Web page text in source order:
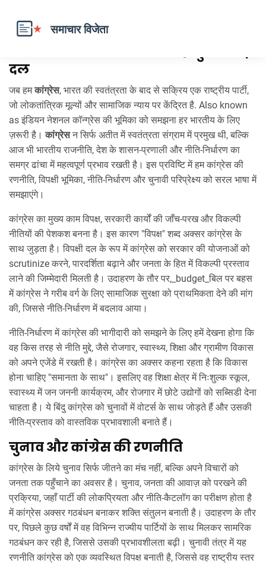
कांग्रेस – भारतीय राजनीति में प्रमुख विपक्षी
दल
जब हमकांग्रेस, भारत की स्वतंत्रता के बाद से सक्रिय एक राष्ट्रीय पार्टी,
जो लोकतांत्रिक मूल्यों और सामाजिक न्याय पर केंद्रित है. Also known
as इंडियन नेशनल कॉन्ग्रेस की भूमिका को समझना हर भारतीय के लिए
ज़रूरी है।कांग्रेसन सिर्फ अतीत में स्वतंत्रता संग्राम में प्रमुख थी, बल्कि
आज भी भारतीय राजनीति, देश के शासन‑प्रणाली और नीति‑निर्धारण का
समग्र ढांचा में महत्वपूर्ण प्रभाव रखती है। इस प्रविष्टि में हम कांग्रेस की
रणनीति, विपक्षी भूमिका, नीति‑निर्धारण और चुनावी परिप्रेक्ष्य को सरल भाषा में
समझाएंगे।
कांग्रेस का मुख्य कामविपक्ष, सरकारी कार्यों की जाँच‑परख और विकल्पी
नीतियों की पेशकशबनना है। इस कारण "विपक्ष" शब्द अक्सर कांग्रेस के
साथ जुड़ता है। विपक्षी दल के रूप में कांग्रेस को सरकार की योजनाओं को
scrutinize करने, पारदर्शिता बढ़ाने और जनता के हित में विकल्पी प्रस्ताव
लाने की जिम्मेदारी मिलती है। उदाहरण के तौर पर,_budget_बिल पर बहस
में कांग्रेस ने गरीब वर्ग के लिए सामाजिक सुरक्षा को प्राथमिकता देने की मांग
की, जिससे नीति‑निर्धारण में बदलाव आया।
नीति‑निर्धारण में कांग्रेस की भागीदारी को समझने के लिए हमें देखना होगा कि
वह किस तरह से नीति मुद्दे, जैसे रोजगार, स्वास्थ्य, शिक्षा और ग्रामीण विकास
को अपने एजेंडे में रखती है। कांग्रेस का अक्सर कहना रहता है कि विकास
होना चाहिए "समानता के साथ"। इसलिए वह शिक्षा क्षेत्र में निःशुल्क स्कूल,
स्वास्थ्य में जन जननी कार्यक्रम, और रोजगार में छोटे उद्योगों को सब्सिडी देना
चाहता है। ये बिंदु कांग्रेस को चुनावों में वोटर्स के साथ जोड़ते हैं और उसकी
नीति‑प्रस्ताव को वास्तविक प्रभावशाली बनाते हैं।
चुनाव और कांग्रेस की रणनीति
कांग्रेस के लिये चुनाव सिर्फ जीतने का मंच नहीं, बल्कि अपने विचारों को
जनता तक पहुँचाने का अवसर है। चुनाव, जनता की आवाज़ को परखने की
प्रक्रिया, जहाँ पार्टी की लोकप्रियता और नीति‑कैटलॉग का परीक्षण होता है
में कांग्रेस अक्सर गठबंधन बनाकर शक्ति संतुलन बनाती है। उदाहरण के तौर
पर, पिछले कुछ वर्षों में वह विभिन्न राज्यीय पार्टियों के साथ मिलकर सामरिक
गठबंधन कर रही है, जिससे उसकी प्रभावशीलता बढ़ी। चुनावी तंत्र में यह
रणनीति कांग्रेस को एक व्यवस्थित विपक्ष बनाती है, जिससे वह राष्ट्रीय स्तर